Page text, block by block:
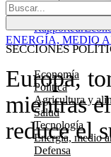
SECCIONES
Economía
Política
Agricultura y
Salud
Tecnología
Energía, medio
Defensa
Rapporteur
Europa,
mientras
reduce el
ENERGÍA, MEDIO